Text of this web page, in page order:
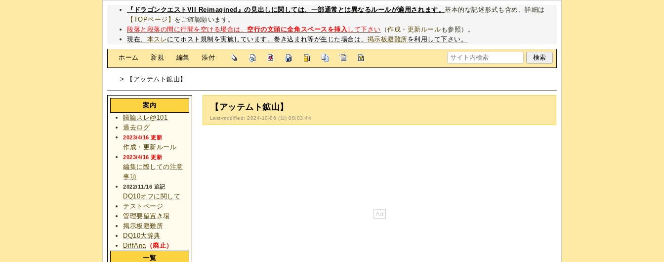
『ドラゴンクエストVII Reimagined』の見出しに関しては、一部通常とは異なるルールが適用されます。基本的な記述形式も含め、詳細は
【TOPページ】 をご確認願います。
段落と段落の間に行間を空ける場合は、 空行の文頭に全角スペースを挿入 して下さい （作成・更新ルール も参照）。
現在、 本スレにてホスト規制を実施しています。巻き込まれ等が生じた場合は、 掲示板避難所を利用して下さい。
ホーム 新規 編集 添付
> 【アッテムト鉱山】
【アッテムト鉱山】
Last-modified: 2024-10-06 (日) 08:03:44
案内
議論スレ@101
過去ログ
2023/4/16 更新
作成・更新ルール
2023/4/16 更新
編集に際しての注意
事項
2022/11/16 追記
DQ10オフに関して
テストページ
管理要望置き場
掲示板避難所
DQ10大辞典
DiffAna（廃止）
一覧